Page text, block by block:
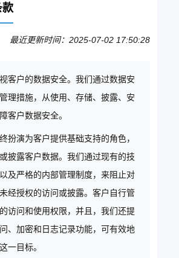
款
最近更新时间：2025-07-02 17:50:28
客户的数据安全。我们通过数据安
理措施，从使用、存储、披露、安
客户数据安全。
扮演为客户提供基础支持的角色，
披露客户数据。我们通过现有的技
及严格的内部管理制度，来阻止对
经授权的访问或披露。客户自行管
访问和使用权限，并且，我们还提
、加密和日志记录功能，可有效地
一目标。